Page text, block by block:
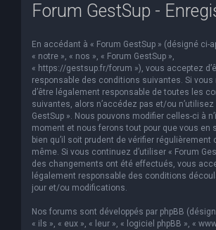
Forum GestSup -
En accédant à « Forum GestSup » (désigné ci-
« notre », « nos », « Forum GestSup »,
« https://gestsup.fr/forum »), vous acceptez
responsable des conditions suivantes. Si vous
d’être légalement responsable de toutes les
suivantes, alors n’accédez pas et/ou n’utilisez
GestSup ». Nous pouvons modifier celles-ci à
moment et nous ferons tout pour que vous en
bien qu’il soit prudent de vérifier régulièrement
même. Si vous continuez d’utiliser « Forum
des changements ont été effectués, vous
légalement responsable des conditions
jour et/ou modifications.
Nos forums sont développés par phpBB
« ils », « eux », « leur », « logiciel phpBB », «